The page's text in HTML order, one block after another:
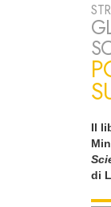
Il
di